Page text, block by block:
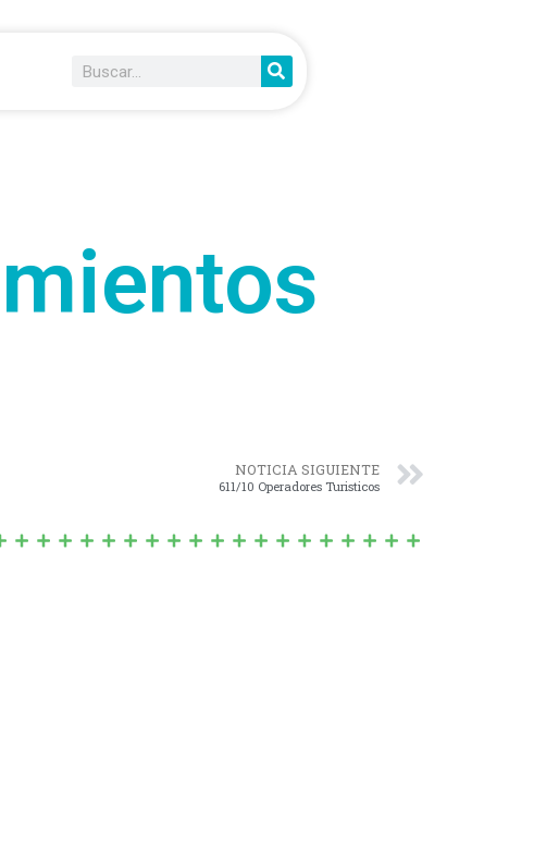
NOTICIA SIGUIENTE
611/10 Operadores Turisticos